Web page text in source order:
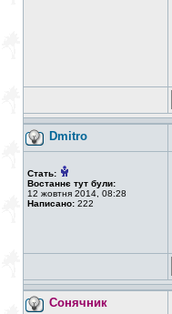
Dmitro
Стать:
Востаннє тут були:
12 жовтня 2014, 08:28
Написано: 222
Сонячник